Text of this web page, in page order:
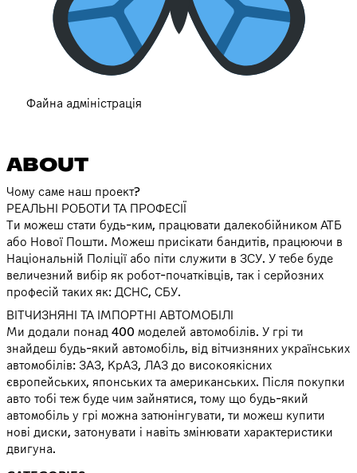
Файна адміністрація
ABOUT
Чому саме наш проект?
РЕАЛЬНІ РОБОТИ ТА ПРОФЕСІЇ
Ти можеш стати будь-ким, працювати далекобійником АТБ
або Нової Пошти. Можеш присікати бандитів, працюючи в
Національній Поліції або піти служити в ЗСУ. У тебе буде
величезний вибір як робот-початківців, так і серйозних
професій таких як: ДСНС, СБУ.
ВІТЧИЗНЯНІ ТА ІМПОРТНІ АВТОМОБІЛІ
Ми додали понад 400 моделей автомобілів. У грі ти
знайдеш будь-який автомобіль, від вітчизняних українських
автомобілів: ЗАЗ, КрАЗ, ЛАЗ до високоякісних
європейських, японських та американських. Після покупки
авто тобі теж буде чим зайнятися, тому що будь-який
автомобіль у грі можна затюнінгувати, ти можеш купити
нові диски, затонувати і навіть змінювати характеристики
двигуна.